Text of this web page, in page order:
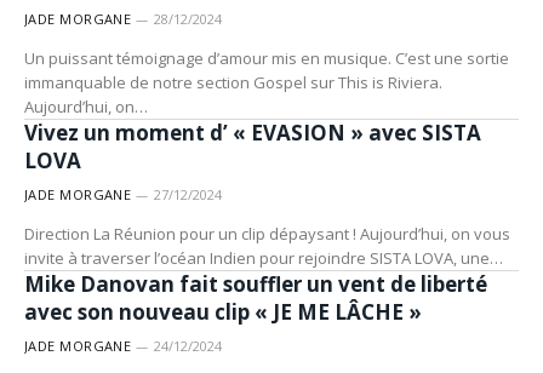
JADE MORGANE 28/12/2024
Un puissant témoignage d’amour mis en musique. C’est une sortie
immanquable de notre section Gospel sur This is Riviera.
Aujourd’hui, on…
ARTISTES
Vivez un moment d’ « EVASION » avec SISTA
LOVA
JADE MORGANE 27/12/2024
Direction La Réunion pour un clip dépaysant ! Aujourd’hui, on vous
invite à traverser l’océan Indien pour rejoindre SISTA LOVA, une…
ARTISTES
Mike Danovan fait souffler un vent de liberté
avec son nouveau clip « JE ME LÂCHE »
JADE MORGANE 24/12/2024